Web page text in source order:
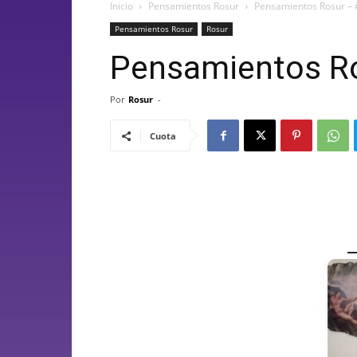
Inicio Pensamientos Rosur Pensamientos Rosur
Pensamientos Rosur Rosur
Pensamientos
Por Rosur -
Cuota